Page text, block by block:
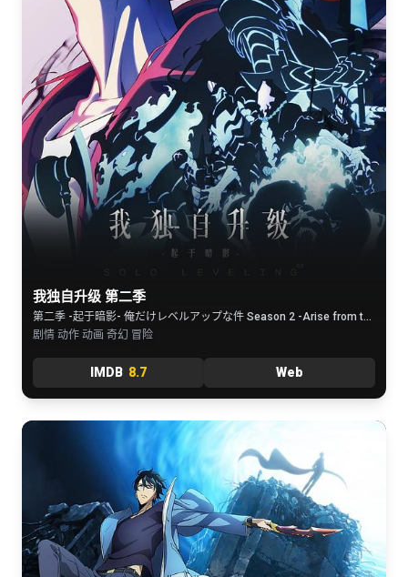
我独自升级 第二季
第二季 -起于暗影- 俺だけレベルアップな件 Season 2 -Arise from the Shadow-
剧情 动作 动画 奇幻 冒险
IMDB 8.7 Web